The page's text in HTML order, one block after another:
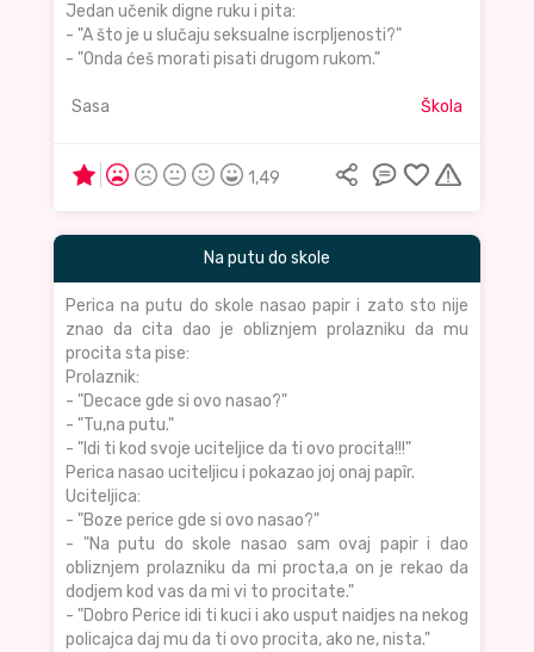
Jedan učenik digne ruku i pita:
- "A što je u slučaju seksualne iscrpljenosti?"
- "Onda ćeš morati pisati drugom rukom."
Sasa Škola
1,49
Na putu do skole
Perica na putu do skole nasao papir i zato sto nije
znao da cita dao je obliznjem prolazniku da mu
procita sta pise:
Prolaznik:
- "Decace gde si ovo nasao?"
- "Tu,na putu."
- "Idi ti kod svoje uciteljice da ti ovo procita!!!"
Perica nasao uciteljicu i pokazao joj onaj papîr.
Uciteljica:
- "Boze perice gde si ovo nasao?"
- "Na putu do skole nasao sam ovaj papir i dao
obliznjem prolazniku da mi procta,a on je rekao da
dodjem kod vas da mi vi to procitate."
- "Dobro Perice idi ti kuci i ako usput naidjes na nekog
policajca daj mu da ti ovo procita, ako ne, nista."